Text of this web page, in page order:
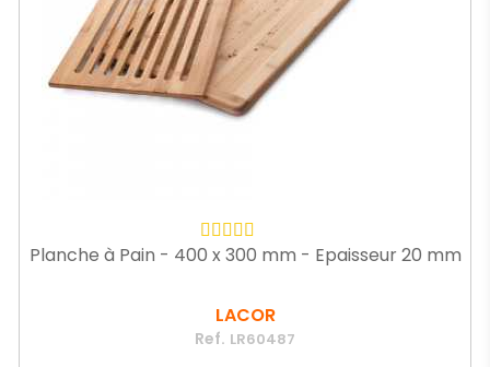
Planche à Pain - 400 x 300 mm - Epaisseur 20 mm
LACOR
Ref. LR60487